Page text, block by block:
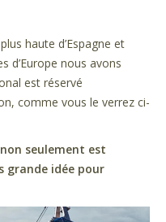
haute d’Espagne et
d’Europe nous avons
est réservé
comme vous le verrez ci-
seulement est
grande idée pour